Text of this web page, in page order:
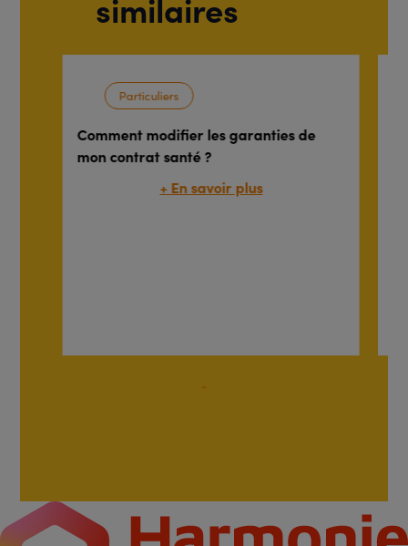
similaires
Particuliers
Comment modifier les garanties de
mon contrat santé ?
+ En savoir plus